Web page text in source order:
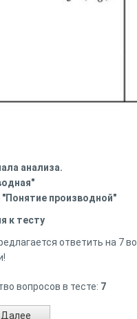
анализа.
производной"
к тесту
ответить на 7
вопросов в тесте: 7